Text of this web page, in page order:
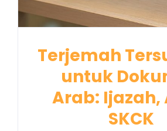
Terjemah
untuk
Arab: Ijazah,
SKCK